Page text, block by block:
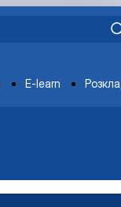
E-learn